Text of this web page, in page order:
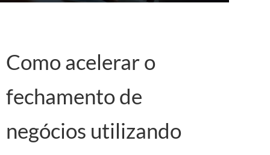
Como acelerar o
fechamento de
negócios utilizando